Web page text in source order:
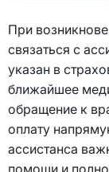
При
связаться с
указан в
ближайшее
обращение к
оплату
ассистанса
помощи и